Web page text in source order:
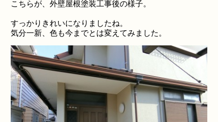
こちらが、外壁屋根塗装工事後の様子。
すっかりきれいになりましたね。
気分一新、色も今までとは変えてみました。